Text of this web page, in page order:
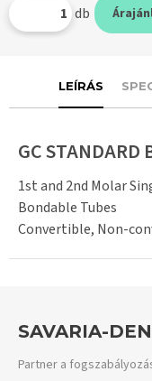
db
LEÍRÁS
GC STANDARD
1st and 2nd Molar
Bondable Tubes
Convertible, Non-
SAVARIA-
Partner a